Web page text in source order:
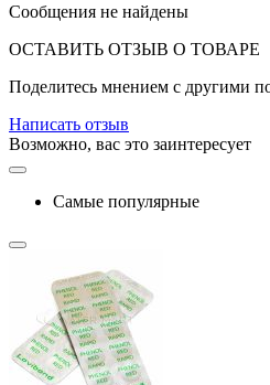
Сообщения не найдены
ОСТАВИТЬ ОТЗЫВ О ТОВАРЕ
Поделитесь мнением с другими
Написать отзыв
Возможно, вас это заинтересует
Самые популярные